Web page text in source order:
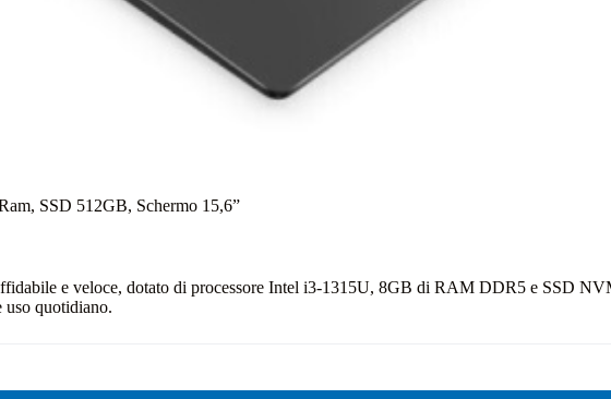
SSD 512GB, Schermo 15,6”
e veloce, dotato di processore Intel i3‑1315U, 8GB di RAM DDR5 e SSD
uso quotidiano.